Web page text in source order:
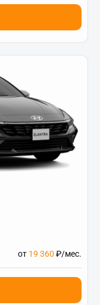
от 19 360 ₽/мес.